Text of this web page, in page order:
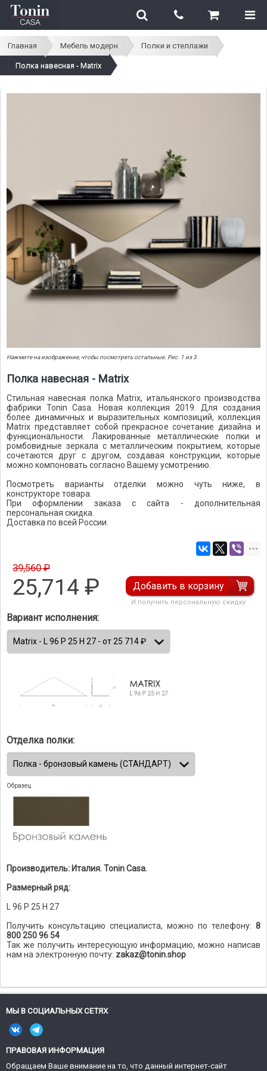
Главная Мебель модерн Полки и стеллажи
Полка навесная - Matrix
Нажмите на изображение, чтобы посмотреть остальные. Рис. 1 из 3
Полка навесная - Matrix
Стильная навесная полка Matrix, итальянского производства
фабрики Tonin Casa. Новая коллекция 2019. Для создания
более динамичных и выразительных композиций, коллекция
Matrix представляет собой прекрасное сочетание дизайна и
функциональности. Лакированные металлические полки и
ромбовидные зеркала с металлическим покрытием, которые
сочетаются друг с другом, создавая конструкции, которые
можно компоновать согласно Вашему усмотрению.
Посмотреть варианты отделки можно чуть ниже, в
конструкторе товара.
При оформлении заказа с сайта - дополнительная
персональная скидка.
Доставка по всей России.
39,560 ₽
25,714 ₽ Добавить в корзину
И получить персональную скидку
Вариант исполнения:
Отделка полки:
Образец
Производитель: Италия. Tonin Casa.
Размерный ряд:
L 96 P 25 H 27
Получить консультацию специалиста, можно по телефону: 8
800 250 96 54
Так же получить интересующую информацию, можно написав
нам на электронную почту: zakaz@tonin.shop
МЫ В СОЦИАЛЬНЫХ СЕТЯХ
ПРАВОВАЯ ИНФОРМАЦИЯ
Обращаем Ваше внимание на то, что данный интернет-сайт